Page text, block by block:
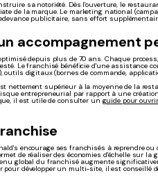
sa notoriété. Dès l'ouverture, le
de la marque. Le marketing national
publicitaire, sans effort
accompagnement
depuis plus de 70 ans. Chaque
Le franchisé bénéficie d'une assistance
digitaux (bornes de commande,
nettement supérieur à la moyenne de la
entrepreneurial par rapport à une
il est utile de consulter un guide pour
encourage ses franchisés à reprendre ou
de réaliser des économies d'échelle sur la
global du franchisé augmente
développer un multi-site, il est conseillé